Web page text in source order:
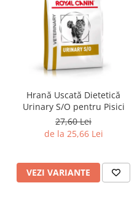
Hrană Uscată Dietetică
Urinary S/O pentru Pisici
27,60 Lei
de la 25,66 Lei
VEZI VARIANTE